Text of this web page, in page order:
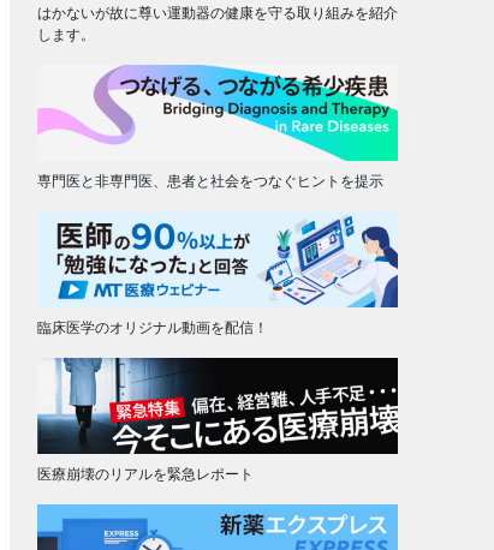
はかないが故に尊い運動器の健康を守る取り組みを紹介
します。
専門医と非専門医、患者と社会をつなぐヒントを提示
臨床医学のオリジナル動画を配信！
医療崩壊のリアルを緊急レポート